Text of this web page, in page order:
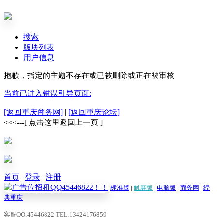
搜索
版块列表
用户信息
抱歉，指定的主题不存在或已被删除或正在被审核
当前已进入错误引导页面:
[返回重庆商务网] | [返回重庆论坛]
<<<---[ 点击这里返回上一页 ]
首页 | 登录 | 注册
标准版 | 触屏版 | 电脑版 | 商务网 | 经
典重庆
客服QQ:45446822 TEL:13424176859